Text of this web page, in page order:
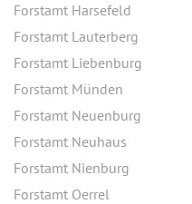
Forstamt Harsefeld
Forstamt Lauterberg
Forstamt Liebenburg
Forstamt Münden
Forstamt Neuenburg
Forstamt Neuhaus
Forstamt Nienburg
Forstamt Oerrel